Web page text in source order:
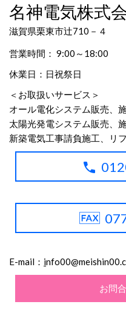
名神電気株式
滋賀県栗東市辻710－４
営業時間： 9:00～18:00
休業日：日祝祭日
＜お取扱いサービス＞
オール電化システム販売、
太陽光発電システム販売、
新築電気工事請負施工、リ
E-mail： i
お問